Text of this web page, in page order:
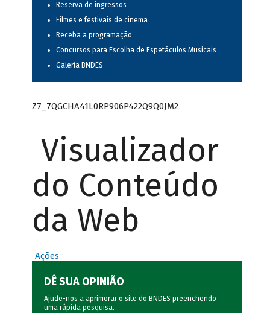
Reserva de ingressos
Filmes e festivais de cinema
Receba a programação
Concursos para Escolha de Espetáculos Musicais
Galeria BNDES
Z7_7QGCHA41L0RP906P422Q9Q0JM2
Visualizador
do Conteúdo
da Web
Ações
DÊ SUA OPINIÃO
Ajude-nos a aprimorar o site do BNDES preenchendo
uma rápida pesquisa.